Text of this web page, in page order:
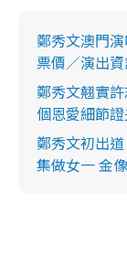
鄭秀文澳門
票價／演出
鄭秀文翹實
個恩愛細節
鄭秀文初出
集做女一 金